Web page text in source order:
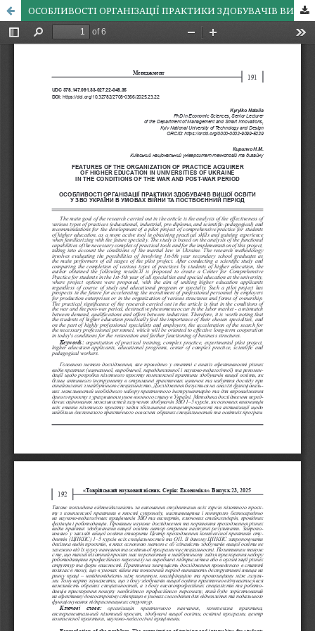
ОСОБЛИВОСТІ ОРГАНІЗАЦІЇ ПРАКТИКИ ЗДОБУВАЧІВ ВИЩОЇ ОСВІТИ У ЗВО УКРАЇНИ В УМОВАХ ВІЙНИ ТА ПОСТВОЄННИЙ ПЕРІОД